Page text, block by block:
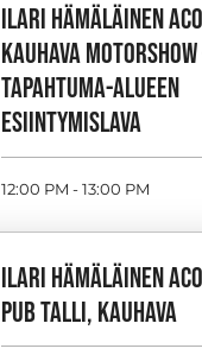
ILARI HÄMÄLÄINEN
KAUHAVA
TAPAHTUMA-ALUEEN
ESIINTYMISLAVA
12:00 PM - 13:00 PM
ILARI HÄMÄLÄINEN
PUB TALLI, KAUHAVA